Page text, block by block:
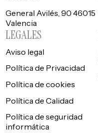
General Avilés, 90 46015
Valencia
LEGALES
Aviso legal
Política de Privacidad
Política de cookies
Política de Calidad
Política de seguridad
informática